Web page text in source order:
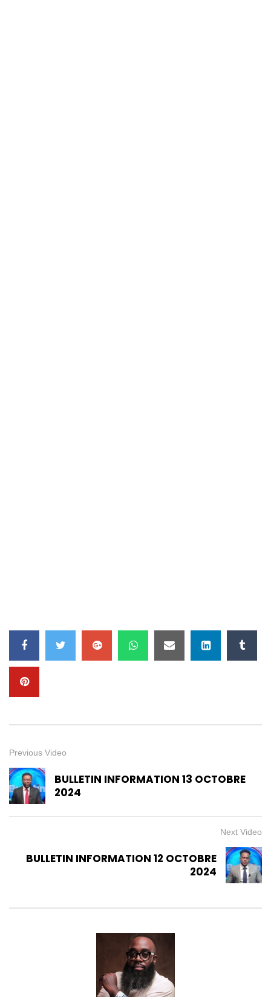
Previous Video
BULLETIN INFORMATION 13 OCTOBRE
2024
Next Video
BULLETIN INFORMATION 12 OCTOBRE
2024